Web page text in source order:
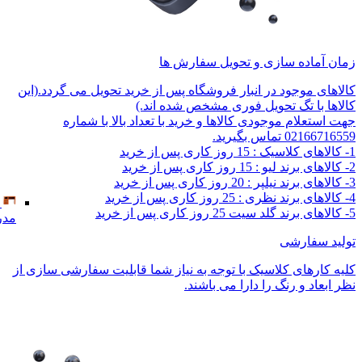
زمان آماده سازی و تحویل سفارش ها
کالاهای موجود در انبار فروشگاه پس از خرید تحویل می گردد.(این
کالاها با تگ تحویل فوری مشخص شده اند.)
جهت استعلام موجودی کالاها و خرید با تعداد بالا با شماره
02166716559 تماس بگیرید.
1- کالاهای کلاسیک : 15 روز کاری پس از خرید
2- کالاهای برند لیو : 15 روز کاری پس از خرید
3- کالاهای برند نیلپر : 20 روز کاری پس از خرید
4- کالاهای برند نظری : 25 روز کاری پس از خرید
5- کالاهای برند گلد سیت 25 روز کاری پس از خرید
تولید سفارشی
کلیه کارهای کلاسیک با توجه به نیاز شما قابلیت سفارشی سازی از
نظر ابعاد و رنگ را دارا می باشند.